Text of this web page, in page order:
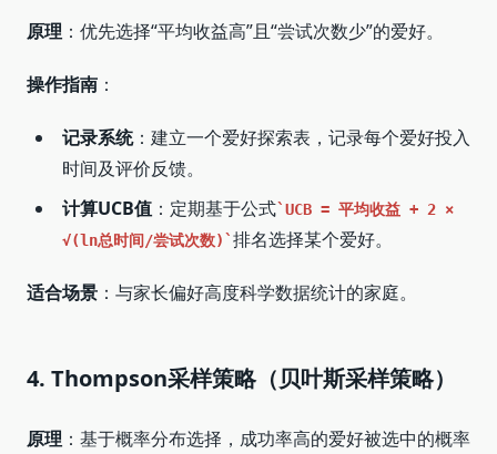
原理 ：优先选择“平均收益高”且“尝试次数少”的爱好。
操作指南 ：
记录系统：建立一个爱好探索表，记录每个爱好投入
时间及评价反馈。
计算UCB值 ：定期基于公式 UCB = 平均收益 + 2 ×
√(ln总时间/尝试次数)
排名选择某个爱好。
适合场景 ：与家长偏好高度科学数据统计的家庭。
4. Thompson采样策略（贝叶斯采样策略）
原理 ：基于概率分布选择，成功率高的爱好被选中的概率